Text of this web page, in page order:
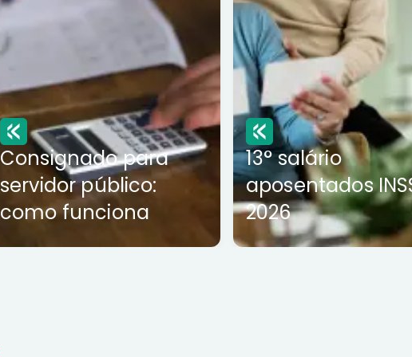
Consignado para
servidor público:
como funciona
13° salário
aposentados
2026